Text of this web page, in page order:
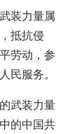
装力量属
抵抗侵
劳动，参
民服务。
武装力量
的中国共